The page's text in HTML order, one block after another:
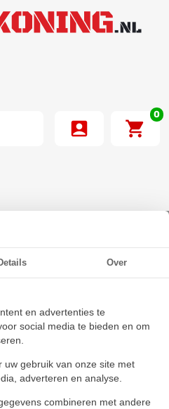
0
UEL206 D1 (30mm)
Over
en advertenties te
social media te bieden en om
uw gebruik van onze site met
adverteren en analyse.
combineren met andere
★★
★★
review!